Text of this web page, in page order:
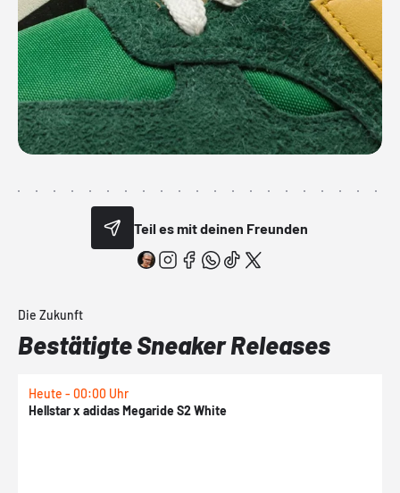
Teil es mit deinen Freunden
Die Zukunft
Bestätigte Sneaker Releases
Heute - 00:00 Uhr
Hellstar x adidas Megaride S2 White